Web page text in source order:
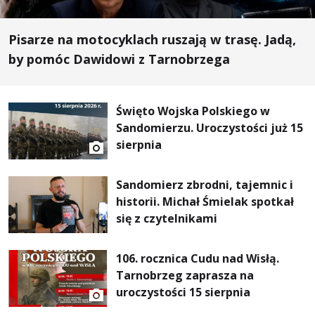
Pisarze na motocyklach ruszają w trasę. Jadą,
by pomóc Dawidowi z Tarnobrzega
Święto Wojska Polskiego w
Sandomierzu. Uroczystości już 15
sierpnia
Sandomierz zbrodni, tajemnic i
historii. Michał Śmielak spotkał
się z czytelnikami
106. rocznica Cudu nad Wisłą.
Tarnobrzeg zaprasza na
uroczystości 15 sierpnia